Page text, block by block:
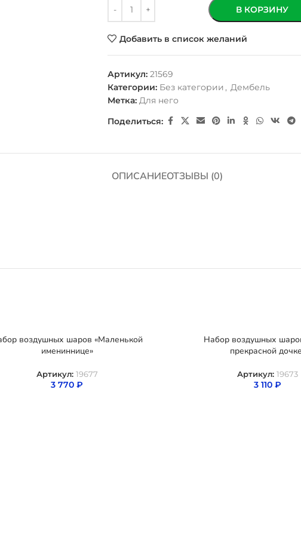
В КОРЗИНУ
Добавить в список желаний
Артикул:21569
Категории: Без категории , Дембель
Метка: Для него
Поделиться:
ОПИСАНИЕОТЗЫВЫ (0)
воздушных шаров «Маленькой
имениннице»
Артикул: 19677
3 770 ₽
Набор воздушных
прекрасной
Артикул: 19673
3 110 ₽